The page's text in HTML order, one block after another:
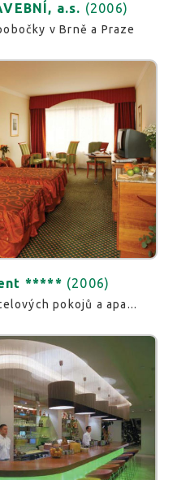
a.s. (2006)
v Brně a Praze
***** (2006)
pokojů a apa...